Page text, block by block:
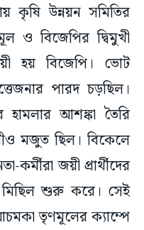
কৃষি উন্নয়ন সমিতির
ও বিজেপির দ্বিমুখী
হয় বিজেপি। ভোট
পারদ চড়ছিল।
আশঙ্কা তৈরি
মজুত ছিল। বিকেলে
জয়ী প্রার্থীদের
শুরু করে। সেই
তৃণমূলের ক্যাম্পে